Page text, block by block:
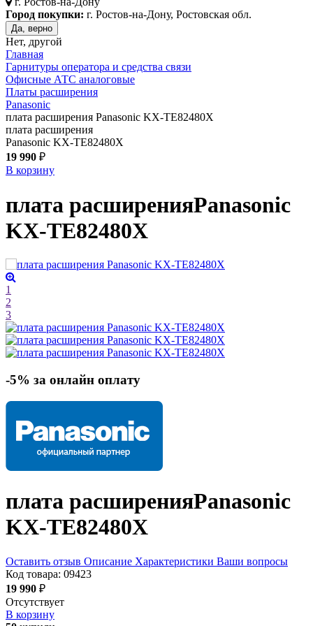
Город покупки: г. Ростов-на-Дону, Ростовская обл.
Да, верно
Нет, другой
Главная
Гарнитуры оператора и средства связи
Офисные АТС аналоговые
Платы расширения
Panasonic
плата расширения Panasonic KX-TE82480X
плата расширения
Panasonic KX-TE82480X
19 990 ₽
В корзину
плата расширенияPanasonic
KX-TE82480X
1
2
3
-5% за онлайн оплату
плата расширенияPanasonic
KX-TE82480X
Оставить отзыв Описание Характеристики Ваши вопросы
Код товара: 09423
19 990 ₽
Отсутствует
В корзину